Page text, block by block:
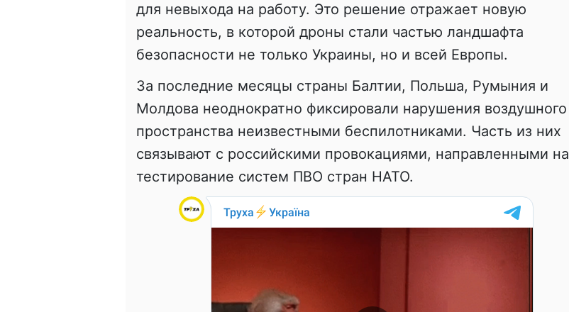
для невыхода на работу. Это решение отражает новую
реальность, в которой дроны стали частью ландшафта
безопасности не только Украины, но и всей Европы.
За последние месяцы страны Балтии, Польша, Румыния и
Молдова неоднократно фиксировали нарушения воздушного
пространства неизвестными беспилотниками. Часть из них
связывают с российскими провокациями, направленными на
тестирование систем ПВО стран НАТО.